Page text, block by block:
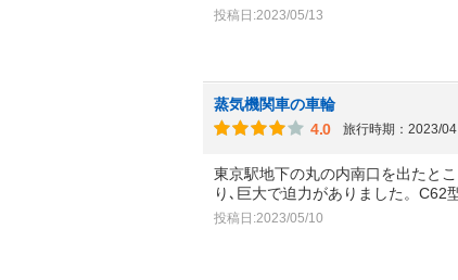
投稿日:2023/05/13
蒸気機関車の車輪
4.0
旅行時期：2023/04
東京駅地下の丸の内南口を出たと
り､巨大で迫力がありました。C62
投稿日:2023/05/10